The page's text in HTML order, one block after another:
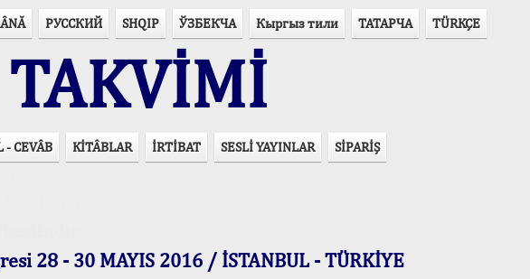
РУССКИЙ SHQIP ЎЗБЕКЧА Кыргыз тили ТАТАРЧА TÜRKÇE
- CEVÂB KİTÂBLAR İRTİBAT SESLİ YAYINLAR SİPARİŞ
28 - 30 MAYIS 2016 / İSTANBUL - TÜRKİYE